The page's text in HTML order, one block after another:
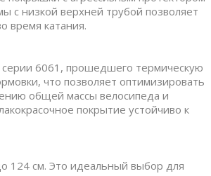
с низкой верхней трубой позволяет
время катания.
серии 6061, прошедшего термическую
что позволяет оптимизировать
общей массы велосипеда и
покрытие устойчиво к
124 см. Это идеальный выбор для